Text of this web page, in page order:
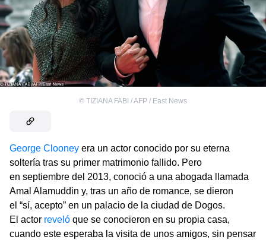
© TIZIANA FABI / AFP / East News
George Clooney era un actor conocido por su eterna
soltería tras su primer matrimonio fallido. Pero
en septiembre del 2013, conoció a una abogada llamada
Amal Alamuddin y, tras un año de romance, se dieron
el “sí, acepto” en un palacio de la ciudad de Dogos.
El actor reveló que se conocieron en su propia casa,
cuando este esperaba la visita de unos amigos, sin pensar